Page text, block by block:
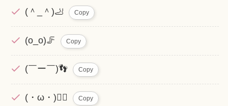
(＾_＾)🦶 Copy
(o_o)🦵 Copy
(￣ー￣)👣 Copy
(・ω・)🚶‍♀️ Copy